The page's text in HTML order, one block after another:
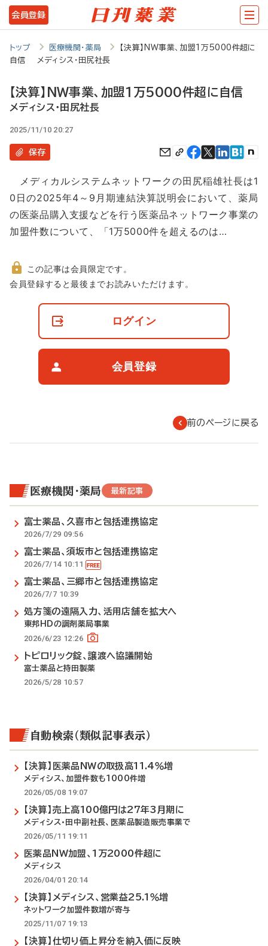
メ
イ
ツ
に
動
会員登録
トップ 医療機関・薬局
【決算】NW事業、加盟1万5000件超に
自信 メディシス・田尻社長
【決算】NW事業、加盟1万5000件超に自信
メディシス・田尻社長
2025/11/10 20:27
保存
メディカルシステムネットワークの田尻稲雄社長は1
0日の2025年4～9月期連結決算説明会において、薬局
の医薬品購入支援などを行う医薬品ネットワーク事業の
加盟件数について、「1万5000件を超えるのは…
非
この記事は会員限定です。
会員登録すると最後までお読みいただけます。
ログイン
会員登録
前のページに戻る
医療機関・薬局 最新記事
富士薬品、久喜市と包括連携協定
2026/7/29 09:56
富士薬品、須坂市と包括連携協定
2026/7/14 10:11
富士薬品、三郷市と包括連携協定
2026/7/7 10:39
処方箋の遠隔入力、活用店舗を拡大へ
東邦HDの調剤薬局事業
2026/6/23 12:26
トピロリック錠、譲渡へ協議開始
富士薬品と持田製薬
2026/5/28 10:57
自動検索（類似記事表示）
【決算】医薬品NWの取扱高11.4％増
メディシス、加盟件数も1000件増
2026/05/08 19:07
【決算】売上高100億円は27年3月期に
メディシス・田中副社長、医薬品製造販売事業で
2026/05/11 19:11
医薬品NW加盟、1万2000件超に
メディシス
2026/04/01 20:14
【決算】メディシス、営業益25.1％増
ネットワーク加盟件数増が寄与
2025/11/07 19:13
【決算】仕切り価上昇分を納入価に反映